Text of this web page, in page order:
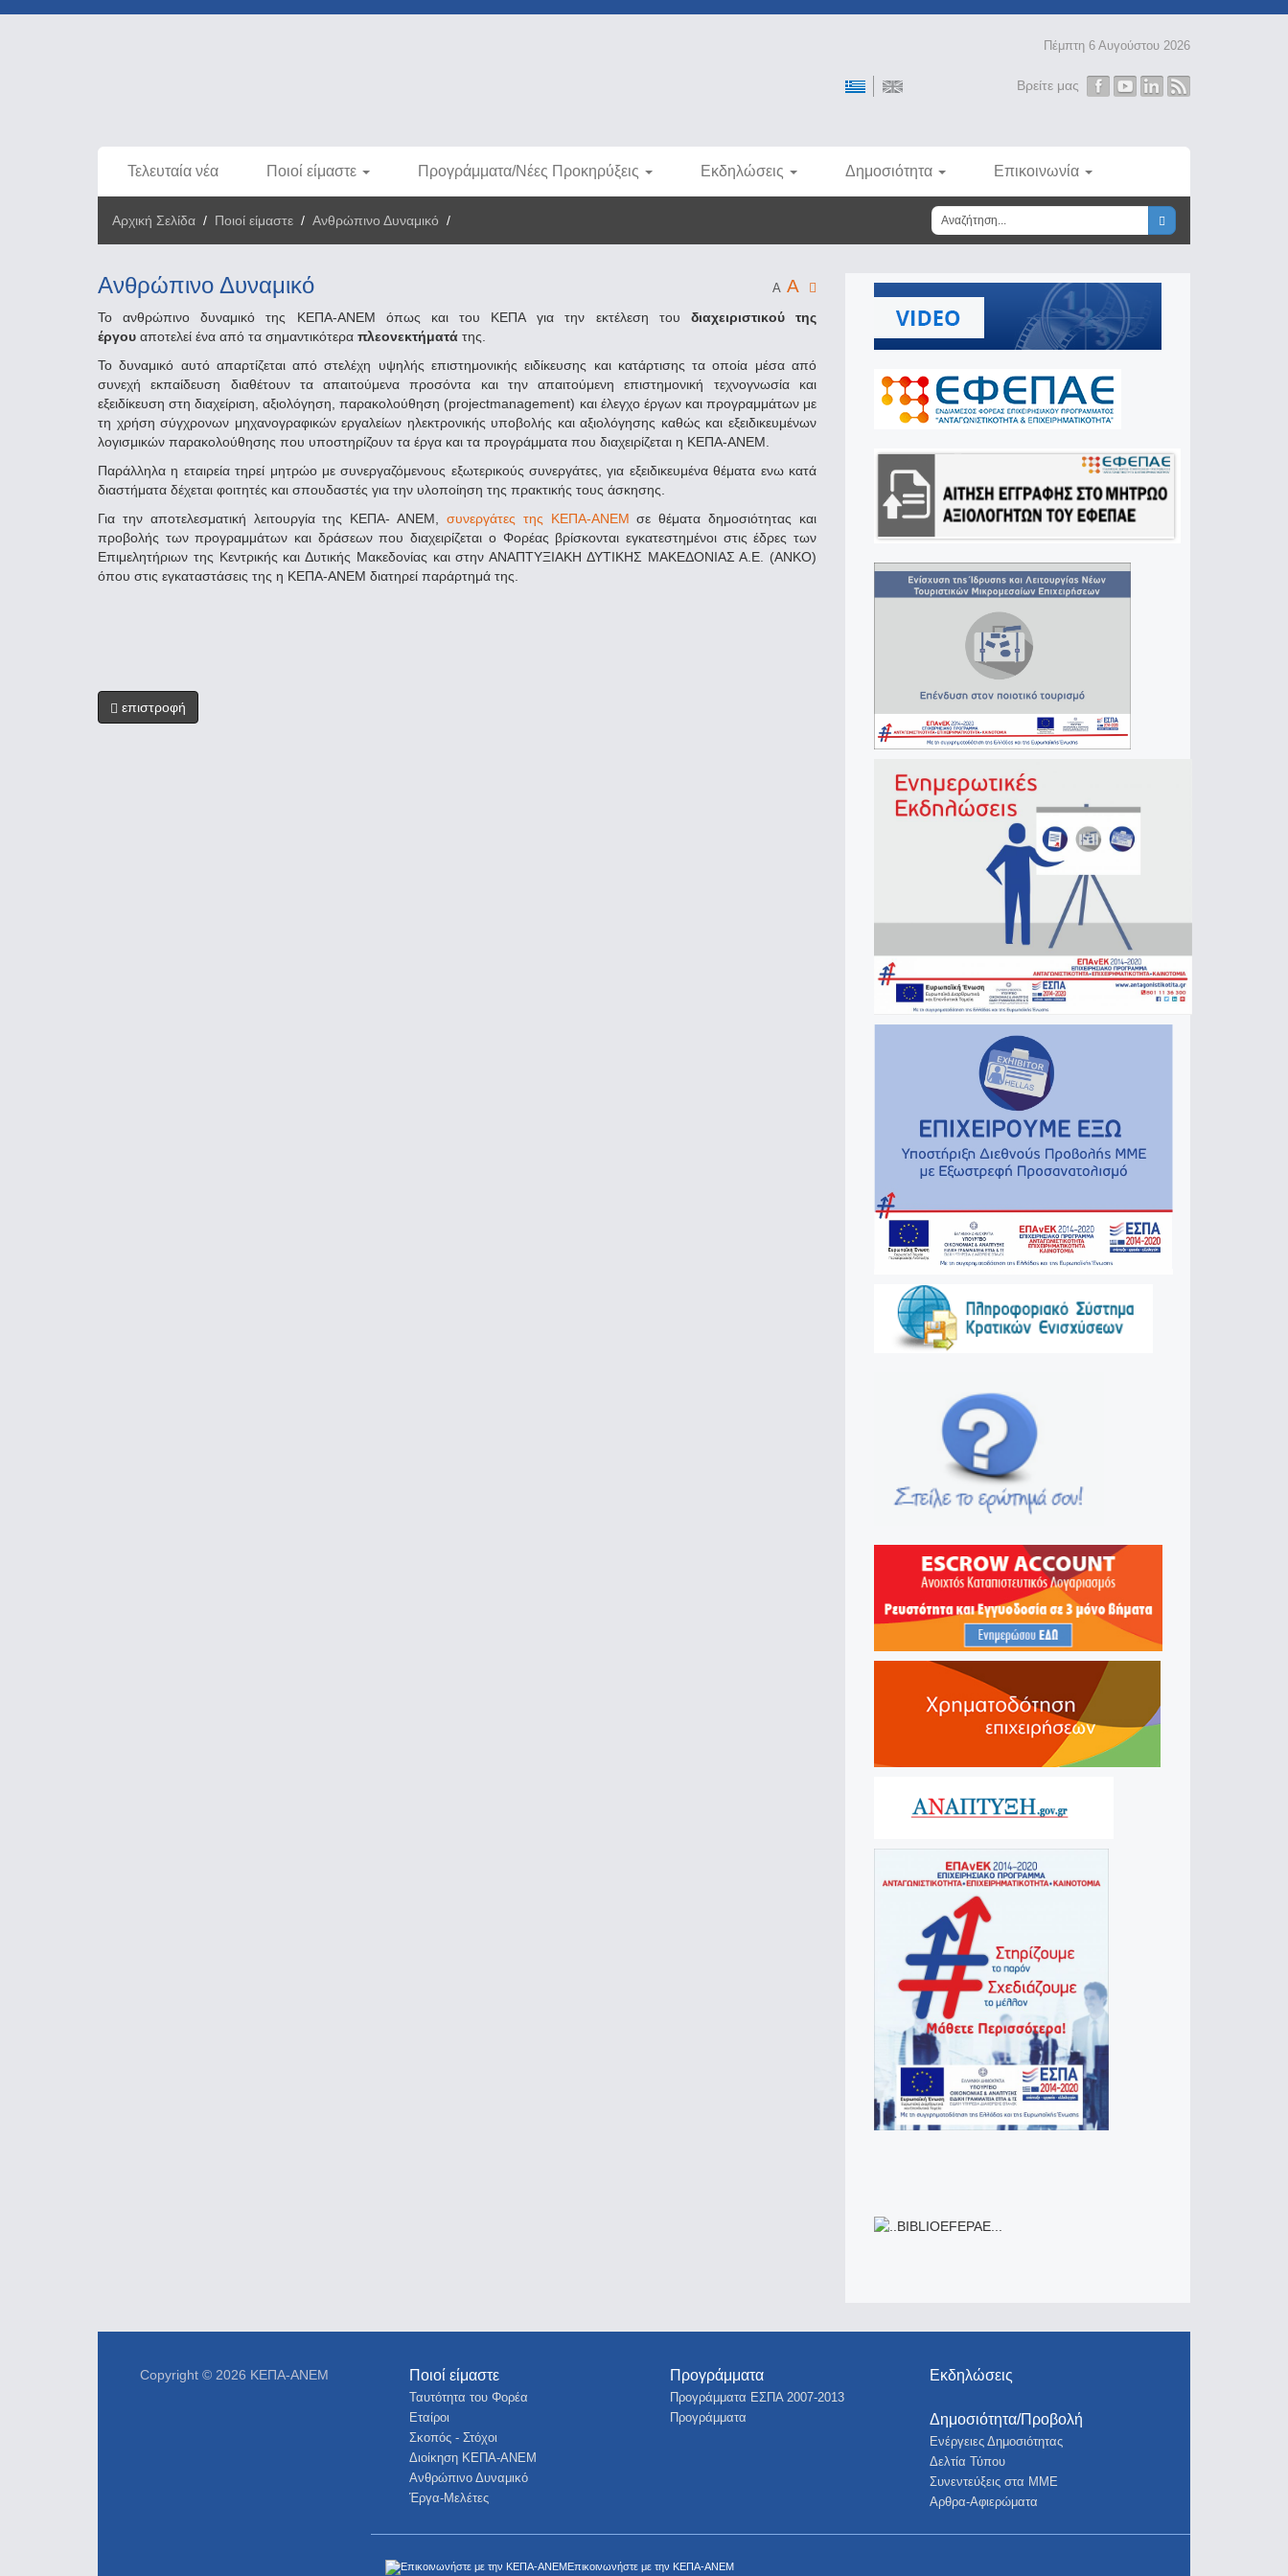
Πέμπτη 6 Αυγούστου 2026
Βρείτε μας
Τελευταία νέα Ποιοί είμαστε Προγράμματα/Νέες Προκηρύξεις Εκδηλώσεις Δημοσιότητα Επικοινωνία
Αρχική Σελίδα / Ποιοί είμαστε / Ανθρώπινο Δυναμικό /
A A
Ανθρώπινο Δυναμικό
Το ανθρώπινο δυναμικό της ΚΕΠΑ-ΑΝΕΜ όπως και του ΚΕΠΑ για την εκτέλεση του διαχειριστικού της
έργου αποτελεί ένα από τα σημαντικότερα πλεονεκτήματά της.
Το δυναμικό αυτό απαρτίζεται από στελέχη υψηλής επιστημονικής ειδίκευσης και κατάρτισης τα οποία μέσα από
συνεχή εκπαίδευση διαθέτουν τα απαιτούμενα προσόντα και την απαιτούμενη επιστημονική τεχνογνωσία και
εξειδίκευση στη διαχείριση, αξιολόγηση, παρακολούθηση (projectmanagement) και έλεγχο έργων και προγραμμάτων με
τη χρήση σύγχρονων μηχανογραφικών εργαλείων ηλεκτρονικής υποβολής και αξιολόγησης καθώς και εξειδικευμένων
λογισμικών παρακολούθησης που υποστηρίζουν τα έργα και τα προγράμματα που διαχειρίζεται η ΚΕΠΑ-ΑΝΕΜ.
Παράλληλα η εταιρεία τηρεί μητρώο με συνεργαζόμενους εξωτερικούς συνεργάτες, για εξειδικευμένα θέματα ενω κατά
διαστήματα δέχεται φοιτητές και σπουδαστές για την υλοποίηση της πρακτικής τους άσκησης.
Για την αποτελεσματική λειτουργία της ΚΕΠΑ- ΑΝΕΜ, συνεργάτες της ΚΕΠΑ-ΑΝΕΜσε θέματα δημοσιότητας και
προβολής των προγραμμάτων και δράσεων που διαχειρίζεται ο Φορέας βρίσκονται εγκατεστημένοι στις έδρες των
Επιμελητήριων της Κεντρικής και Δυτικής Μακεδονίας και στην ΑΝΑΠΤΥΞΙΑΚΗ ΔΥΤΙΚΗΣ ΜΑΚΕΔΟΝΙΑΣ Α.Ε. (ΑΝΚΟ)
όπου στις εγκαταστάσεις της η ΚΕΠΑ-ΑΝΕΜ διατηρεί παράρτημά της.
επιστροφή
Copyright © 2026 ΚΕΠΑ-ΑΝΕΜ Ποιοί είμαστε
Ταυτότητα του Φορέα
Εταίροι
Σκοπός - Στόχοι
Διοίκηση ΚΕΠΑ-ΑΝΕΜ
Ανθρώπινο Δυναμικό
Έργα-Μελέτες
Προγράμματα
Προγράμματα ΕΣΠΑ 2007-2013
Προγράμματα
Εκδηλώσεις
Δημοσιότητα/Προβολή
Ενέργειες Δημοσιότητας
Δελτία Τύπου
Συνεντεύξεις στα ΜΜΕ
Αρθρα-Αφιερώματα
Επικοινωνήστε με την ΚΕΠΑ-ΑΝΕΜ